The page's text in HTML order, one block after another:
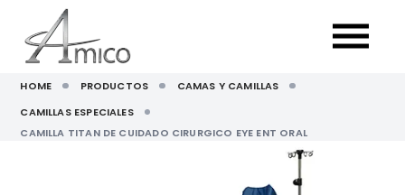
HOME PRODUCTOS
CAMAS Y CAMILLAS
CAMILLAS ESPECIALES
CAMILLA TITAN DE CUIDADO CIRURGICO EYE ENT ORAL